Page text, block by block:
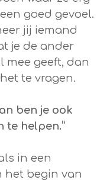
goed gevoel.
jij iemand
je de ander
mee geeft, dan
te vragen.
ben je ook
te helpen.”
in een
het begin van